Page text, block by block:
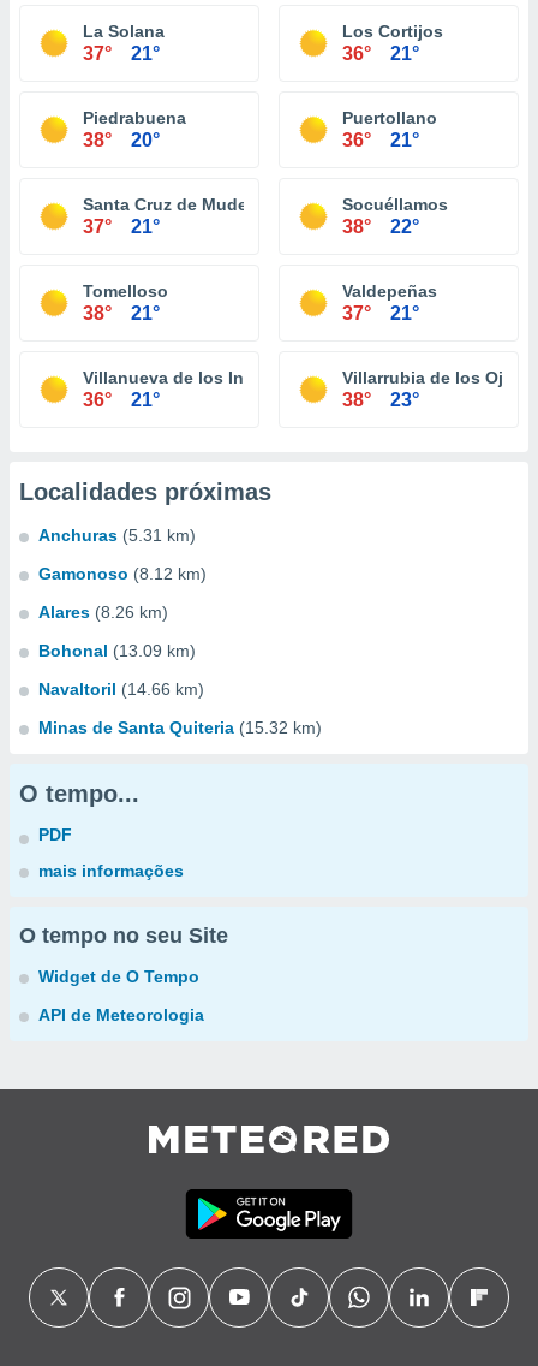
La Solana
37° 21°
Los Cortijos
36° 21°
Piedrabuena
38° 20°
Puertollano
36° 21°
Santa Cruz de Mudela
37° 21°
Socuéllamos
38° 22°
Tomelloso
38° 21°
Valdepeñas
37° 21°
Villanueva de los Infantes
36° 21°
Villarrubia de los Ojos
38° 23°
Localidades próximas
Anchuras (5.31 km)
Gamonoso (8.12 km)
Alares (8.26 km)
Bohonal (13.09 km)
Navaltoril (14.66 km)
Minas de Santa Quiteria (15.32 km)
O tempo...
PDF
mais informações
O tempo no seu Site
Widget de O Tempo
API de Meteorologia